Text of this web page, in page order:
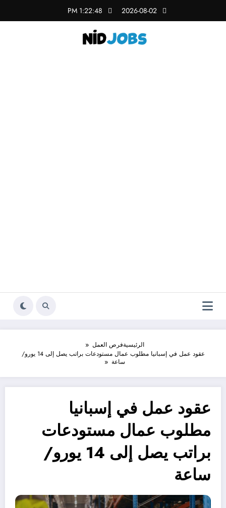
المحتوى
2026-08-02
1:22:49 PM
الرئيسيةفرص العمل
عقود عمل في إسبانيا مطلوب عمال مستودعات براتب يصل إلى 14 يورو/
ساعة
عقود عمل في إسبانيا
مطلوب عمال مستودعات
براتب يصل إلى 14 يورو/
ساعة